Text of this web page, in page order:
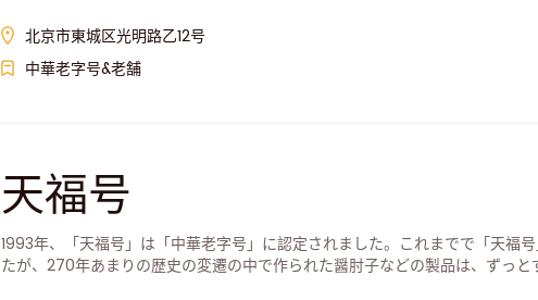
北京市東城区光明路乙12号
中華老字号&老舗
天福号
1993年、「天福号」は「中華老字号」に認定されました。これまでで「天福
たが、270年あまりの歴史の変遷の中で作られた醤肘子などの製品は、ずっと